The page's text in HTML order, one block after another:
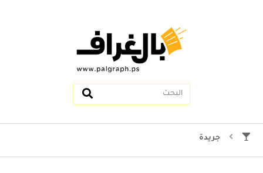
جريدة